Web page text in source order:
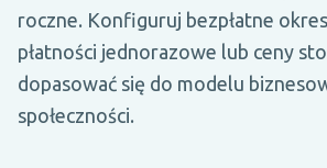
roczne. Konfiguruj bezpłatne
płatności jednorazowe lub ceny
dopasować się do modelu
społeczności.